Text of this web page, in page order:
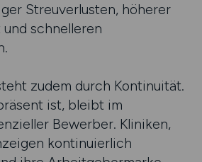
Streuverlusten, höherer
schnelleren
zudem durch Kontinuität.
ist, bleibt im
Bewerber. Kliniken,
kontinuierlich